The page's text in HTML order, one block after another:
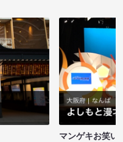
マンゲキお笑い